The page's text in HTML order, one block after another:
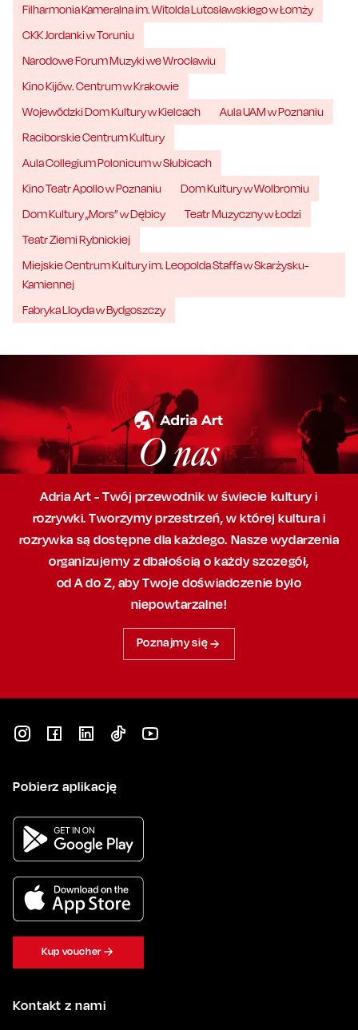
Filharmonia Kameralna im. Witolda Lutosławskiego w Łomży
CKK Jordanki w Toruniu
Narodowe Forum Muzyki we Wrocławiu
Kino Kijów. Centrum w Krakowie
Wojewódzki Dom Kultury w Kielcach
Aula UAM w Poznaniu
Raciborskie Centrum Kultury
Aula Collegium Polonicum w Słubicach
Kino Teatr Apollo w Poznaniu
Dom Kultury w Wolbromiu
Dom Kultury „Mors” w Dębicy
Teatr Muzyczny w Łodzi
Teatr Ziemi Rybnickiej
Miejskie Centrum Kultury im. Leopolda Staffa w Skarżysku-
Kamiennej
Fabryka Lloyda w Bydgoszczy
O nas
Adria Art - Twój przewodnik w świecie kultury i
rozrywki. Tworzymy przestrzeń,w której kultura i
rozrywka są dostępne dla każdego. Nasze wydarzenia
organizujemy z dbałością o każdy szczegół,
od A do Z, abyTwoje doświadczenie było
niepowtarzalne!
Poznajmy się
Kontakt z nami
Pobierz aplikację
Kup voucher